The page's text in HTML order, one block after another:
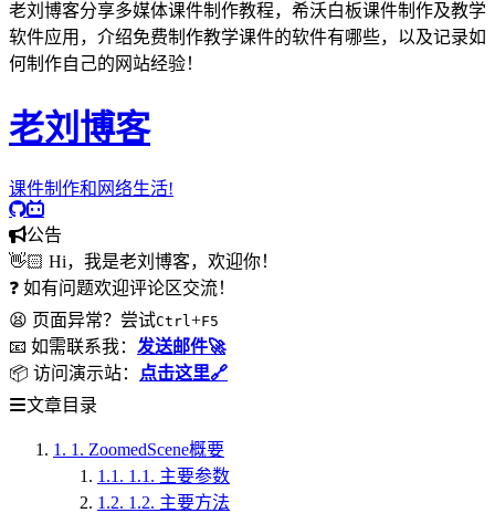
老刘博客分享多媒体课件制作教程，希沃白板课件制作及教学
软件应用，介绍免费制作教学课件的软件有哪些，以及记录如
何制作自己的网站经验！
老刘博客
课件制作和网络生活!
公告
👋🏻 Hi，我是老刘博客，欢迎你！
❓ 如有问题欢迎评论区交流！
😫 页面异常？尝试Ctrl+F5
📧 如需联系我： 发送邮件🚀
📦 访问演示站：
点击这里🔗
文章目录
1. 1. ZoomedScene概要
1.1. 1.1. 主要参数
1.2. 1.2. 主要方法